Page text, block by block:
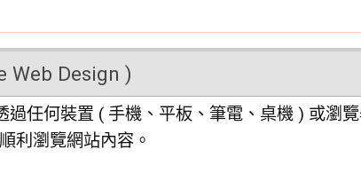
Web Design )
任何裝置 ( 手機、平板、筆電、桌機 ) 或瀏
利瀏覽網站內容。